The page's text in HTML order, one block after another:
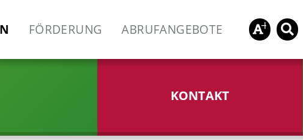
FÖRDERUNG ABRUFANGEBOTE
KONTAKT